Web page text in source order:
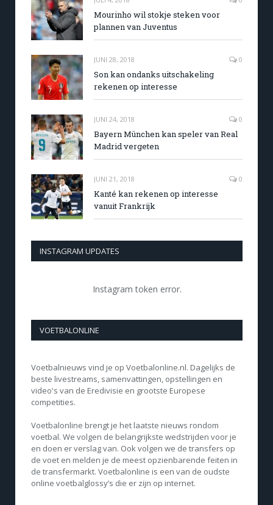
Mourinho wil stokje steken voor
plannen van Juventus
JUNI 28, 2018 0
Son kan ondanks uitschakeling
rekenen op interesse
JUNI 24, 2018 0
Bayern München kan speler van Real
Madrid vergeten
JUNI 21, 2018 0
Kanté kan rekenen op interesse
vanuit Frankrijk
INSTAGRAM UPDATES
Instagram token error.
VOETBALONLINE
Voetbalnieuws vind je op Voetbalonline.nl. Dagelijks de
beste livestreams, samenvattingen, opstellingen en
video's van de Eredivisie en grootste Europese
competities.
Voetbalonline brengt je het laatste nieuws rondom
voetbal. We volgen de belangrijkste wedstrijden voor je
en doen er verslag van. Ook volgen we de transfers op
de voet en melden je de meest opzienbarende feiten in
de transfermarkt. Voetbalonline is een van de oudste
online voetbalglossy’s die er zijn op internet.